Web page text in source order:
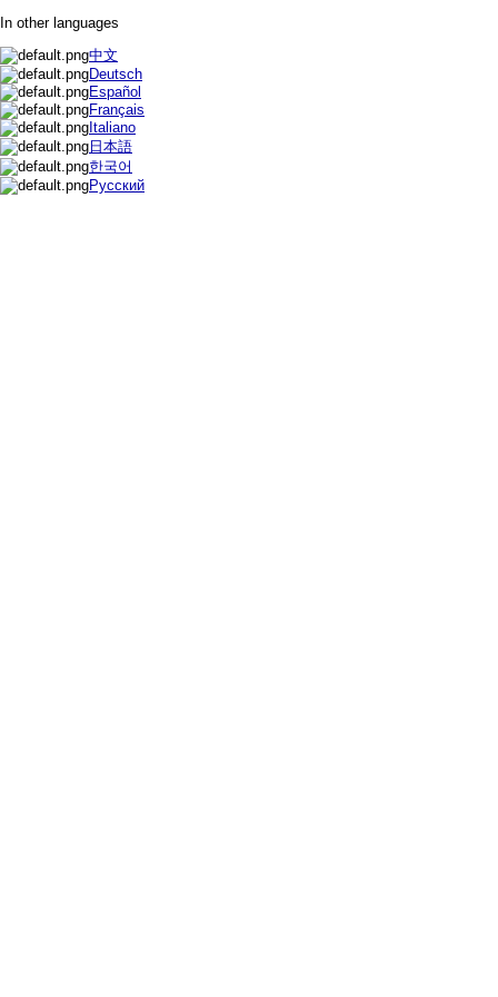
In other languages
中文
Deutsch
Español
Français
Italiano
日本語
한국어
Русский